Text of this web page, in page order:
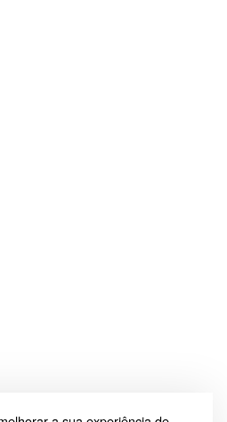
sex 8:00 – 16:00 (UTC+2)